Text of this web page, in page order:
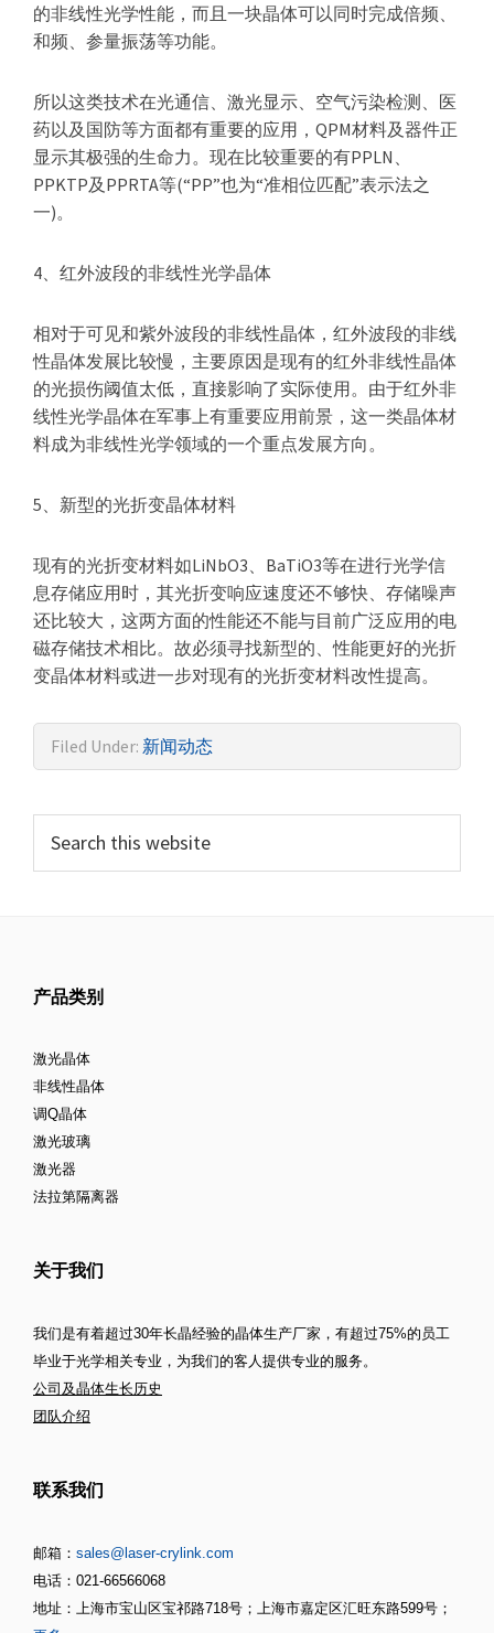
的非线性光学性能，而且一块晶体可以同时完成倍频、
和频、参量振荡等功能。
所以这类技术在光通信、激光显示、空气污染检测、医
药以及国防等方面都有重要的应用，QPM材料及器件正
显示其极强的生命力。现在比较重要的有PPLN、
PPKTP及PPRTA等(“PP”也为“准相位匹配”表示法之
一)。
4、红外波段的非线性光学晶体
相对于可见和紫外波段的非线性晶体，红外波段的非线
性晶体发展比较慢，主要原因是现有的红外非线性晶体
的光损伤阈值太低，直接影响了实际使用。由于红外非
线性光学晶体在军事上有重要应用前景，这一类晶体材
料成为非线性光学领域的一个重点发展方向。
5、新型的光折变晶体材料
现有的光折变材料如LiNbO3、BaTiO3等在进行光学信
息存储应用时，其光折变响应速度还不够快、存储噪声
还比较大，这两方面的性能还不能与目前广泛应用的电
磁存储技术相比。故必须寻找新型的、性能更好的光折
变晶体材料或进一步对现有的光折变材料改性提高。
Filed Under: 新闻动态
产品类别
激光晶体
非线性晶体
调Q晶体
激光玻璃
激光器
法拉第隔离器
关于我们
我们是有着超过30年长晶经验的晶体生产厂家，有超过75%的员工
毕业于光学相关专业，为我们的客人提供专业的服务。
公司及晶体生长历史
团队介绍
联系我们
邮箱： sales@laser-crylink.com
电话：021-66566068
地址：上海市宝山区宝祁路718号；上海市嘉定区汇旺东路599号；